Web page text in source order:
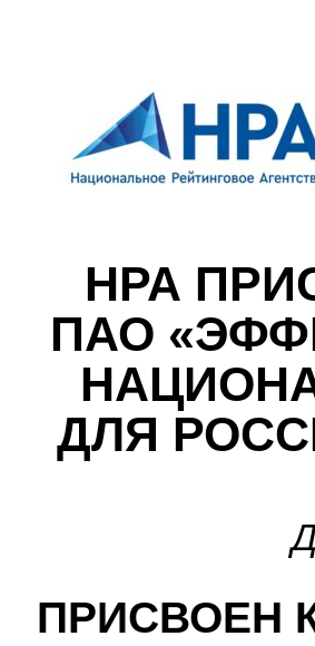
НРА
ПАО
ДЛЯ
ПРИСВОЕН